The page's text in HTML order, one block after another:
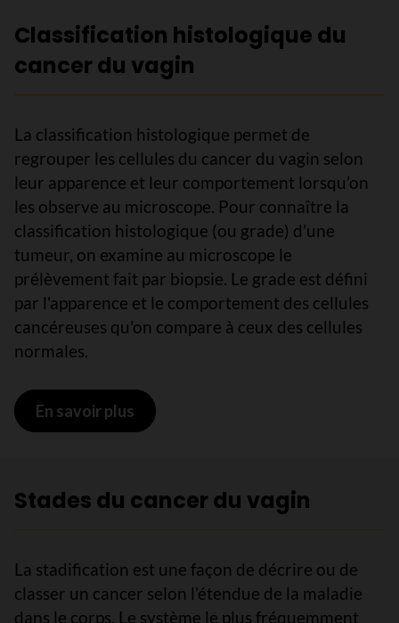
Classification histologique du
cancer du vagin
La classification histologique permet de
regrouper les cellules du cancer du vagin selon
leur apparence et leur comportement lorsqu’on
les observe au microscope. Pour connaître la
classification histologique (ou grade) d’une
tumeur, on examine au microscope le
prélèvement fait par biopsie. Le grade est défini
par l'apparence et le comportement des cellules
cancéreuses qu'on compare à ceux des cellules
normales.
En savoir plus sur Classification histologique du
Stades du cancer du vagin
La stadification est une façon de décrire ou de
classer un cancer selon l’étendue de la maladie
dans le corps. Le système le plus fréquemment